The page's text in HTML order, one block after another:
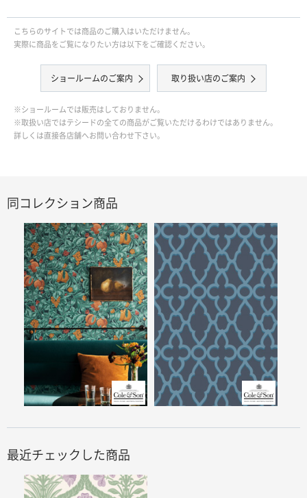
こちらのサイトでは商品のご購入はいただけません。
実際に商品をご覧になりたい方は以下をご確認ください。
ショールームのご案内 取り扱い店のご案内
※ショールームでは販売はしておりません。
※取扱い店ではテシードの全ての商品がご覧いただけるわけではありません。
詳しくは直接各店舗へお問い合わせ下さい。
同コレクション商品
最近チェックした商品